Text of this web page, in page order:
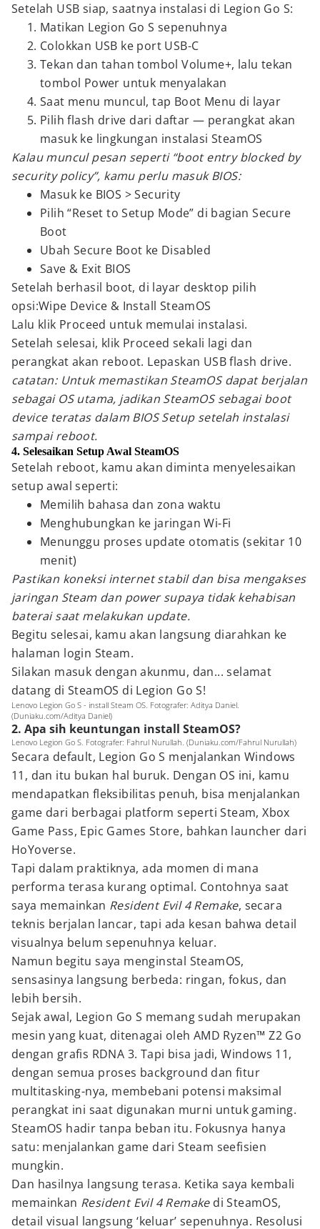
Setelah USB siap, saatnya instalasi di Legion Go S:
Matikan Legion Go S sepenuhnya
Colokkan USB ke port USB-C
Tekan dan tahan tombol Volume+, lalu tekan
tombol Power untuk menyalakan
Saat menu muncul, tap Boot Menu di layar
Pilih flash drive dari daftar — perangkat akan
masuk ke lingkungan instalasi SteamOS
Kalau muncul pesan seperti “boot entry blocked by
security policy”, kamu perlu masuk BIOS:
Masuk ke BIOS > Security
Pilih “Reset to Setup Mode” di bagian Secure
Boot
Ubah Secure Boot ke Disabled
Save & Exit BIOS
Setelah berhasil boot, di layar desktop pilih
opsi:Wipe Device & Install SteamOS
Lalu klik Proceed untuk memulai instalasi.
Setelah selesai, klik Proceed sekali lagi dan
perangkat akan reboot. Lepaskan USB flash drive.
catatan: Untuk memastikan SteamOS dapat berjalan
sebagai OS utama, jadikan SteamOS sebagai boot
device teratas dalam BIOS Setup setelah instalasi
sampai reboot.
4. Selesaikan Setup Awal SteamOS
Setelah reboot, kamu akan diminta menyelesaikan
setup awal seperti:
Memilih bahasa dan zona waktu
Menghubungkan ke jaringan Wi-Fi
Menunggu proses update otomatis (sekitar 10
menit)
Pastikan koneksi internet stabil dan bisa mengakses
jaringan Steam dan power supaya tidak kehabisan
baterai saat melakukan update.
Begitu selesai, kamu akan langsung diarahkan ke
halaman login Steam.
Silakan masuk dengan akunmu, dan... selamat
datang di SteamOS di Legion Go S!
Lenovo Legion Go S - install Steam OS. Fotografer: Aditya Daniel.
(Duniaku.com/Aditya Daniel)
2. Apa sih keuntungan install SteamOS?
Lenovo Legion Go S. Fotografer: Fahrul Nurullah. (Duniaku.com/Fahrul Nurullah)
Secara default, Legion Go S menjalankan Windows
11, dan itu bukan hal buruk. Dengan OS ini, kamu
mendapatkan fleksibilitas penuh, bisa menjalankan
game dari berbagai platform seperti Steam, Xbox
Game Pass, Epic Games Store, bahkan launcher dari
HoYoverse.
Tapi dalam praktiknya, ada momen di mana
performa terasa kurang optimal. Contohnya saat
saya memainkan Resident Evil 4 Remake, secara
teknis berjalan lancar, tapi ada kesan bahwa detail
visualnya belum sepenuhnya keluar.
Namun begitu saya menginstal SteamOS,
sensasinya langsung berbeda: ringan, fokus, dan
lebih bersih.
Sejak awal, Legion Go S memang sudah merupakan
mesin yang kuat, ditenagai oleh AMD Ryzen™ Z2 Go
dengan grafis RDNA 3. Tapi bisa jadi, Windows 11,
dengan semua proses background dan fitur
multitasking-nya, membebani potensi maksimal
perangkat ini saat digunakan murni untuk gaming.
SteamOS hadir tanpa beban itu. Fokusnya hanya
satu: menjalankan game dari Steam seefisien
mungkin.
Dan hasilnya langsung terasa. Ketika saya kembali
memainkan Resident Evil 4 Remakedi SteamOS,
detail visual langsung ‘keluar’ sepenuhnya. Resolusi